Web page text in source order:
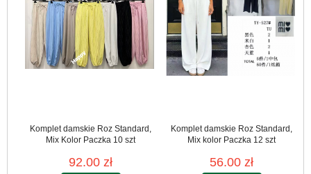
Komplet damskie Roz Standard,
Mix Kolor Paczka 10 szt
92.00 zł
Komplet damskie Roz Standard,
Mix kolor Paczka 12 szt
56.00 zł